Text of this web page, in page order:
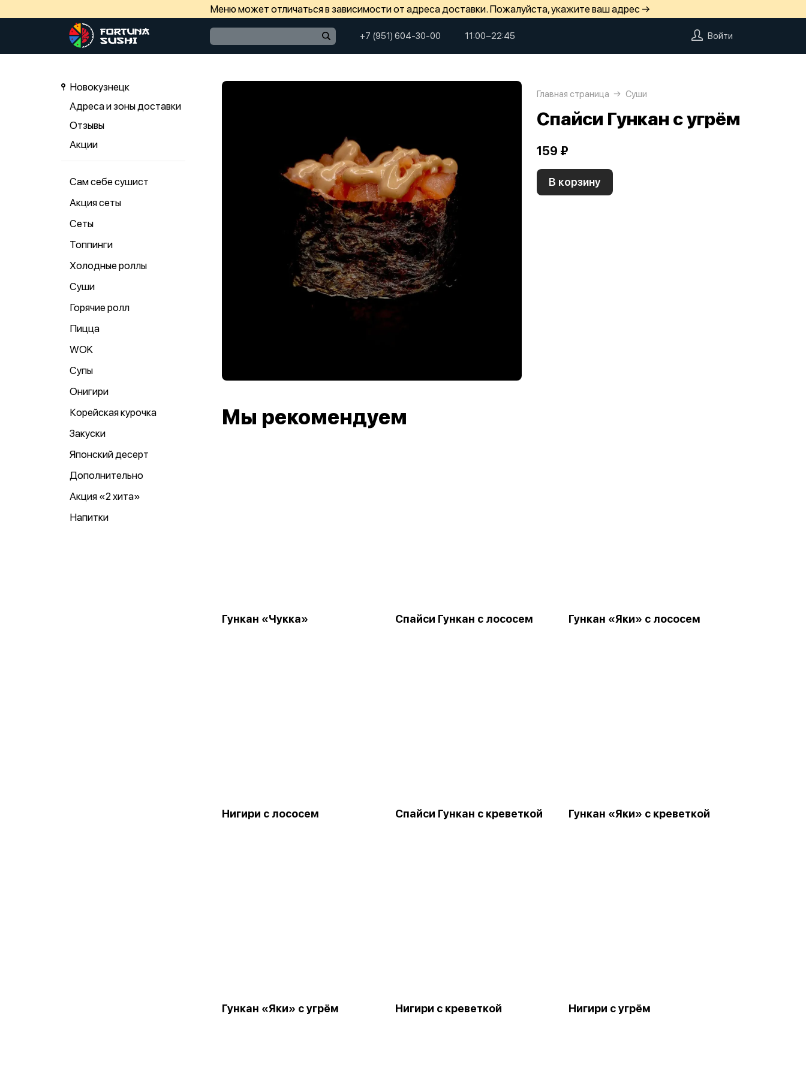
Меню может отличаться в зависимости от адреса доставки. Пожалуйста, укажите ваш адрес →
+7 (951) 604-30-00 11:00−22:45 Войти
Новокузнецк
Адреса и зоны доставки
Отзывы
Акции
Сам себе сушист
Акция сеты
Сеты
Топпинги
Холодные роллы
Суши
Горячие ролл
Пицца
WOK
Супы
Онигири
Корейская курочка
Закуски
Японский десерт
Дополнительно
Акция «2 хита»
Напитки
Главная страница Суши
Спайси Гункан с угрём
159 ₽
В корзину
Мы рекомендуем
Гункан «Чукка» Спайси Гункан с лососем Гункан «Яки» с лососем
Нигири с лососем Спайси Гункан с креветкой Гункан «Яки» с креветкой
Гункан «Яки» с угрём Нигири с креветкой Нигири с угрём